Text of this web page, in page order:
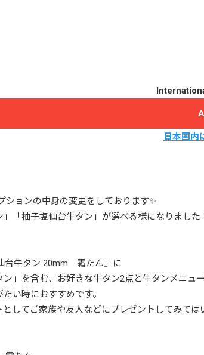
日本国内
ションの中身の変更をしております✨
「柚子塩仙台牛タン」が選べる様になりました
台牛タン 20mm 霜たん』に
」を含む、お好きな牛タン2点と牛タンメニュ
い時におすすめです。
してご家族や友人などにプレゼントしてみては